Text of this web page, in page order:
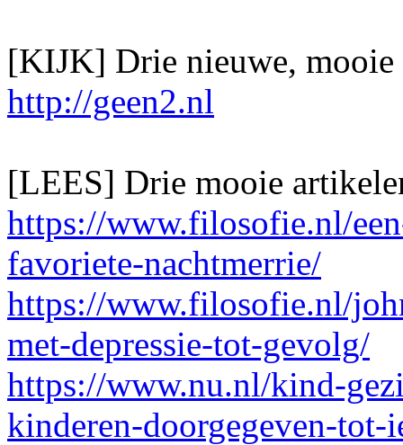
[KIJK] Drie nieuwe,
http://geen2.nl
[LEES] Drie mooie
https://www.filosofie.nl/
favoriete-nachtmerrie/
https://www.filosofie.nl/
met-depressie-tot-gevolg/
https://www.nu.nl/kind-
kinderen-doorgegeven-